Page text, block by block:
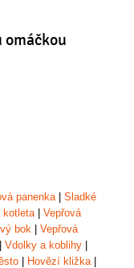
omáčkou
panenka | Sladké
kotleta | Vepřová
bok | Vepřová
| Vdolky a koblihy |
| Hovězí kližka |